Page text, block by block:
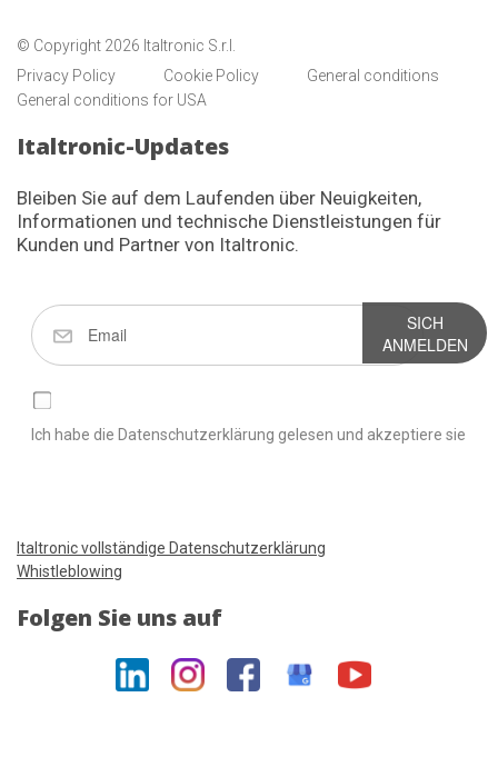
© Copyright 2026 Italtronic S.r.l.
Privacy Policy
Cookie Policy
General conditions
General conditions for USA
Italtronic-Updates
Bleiben Sie auf dem Laufenden über Neuigkeiten,
Informationen und technische Dienstleistungen für
Kunden und Partner von Italtronic.
SICH
ANMELDEN
Ich habe die Datenschutzerklärung gelesen und akzeptiere sie
Italtronic vollständige Datenschutzerklärung
Whistleblowing
Folgen Sie uns auf